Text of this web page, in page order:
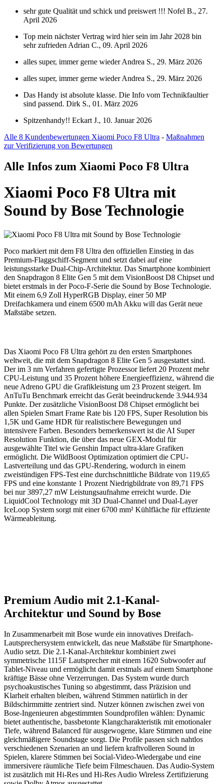
sehr gute Qualität und schick und preiswert !!! Nofel B., 27.
April 2026
Top mein nächster Vertrag wird hier sein im Jahr 2028 bin
sehr zufrieden Adrian C., 09. April 2026
alles super, immer gerne wiederAndrea S., 29. März 2026
alles super, immer gerne wiederAndrea S., 29. März 2026
Das Handy ist absolute klasse. Die Info vom Technikfaultier
sind passend. Dirk S., 01. März 2026
Spitzenhandy!! Eckart J., 10. Januar 2026
Alle 8 Kundenbewertungen Xiaomi Poco F8 Ultra - Maßnahmen
zur Verifizierung von Bewertungen
Alle Infos zum Xiaomi Poco F8 Ultra
Xiaomi Poco F8 Ultra mit
Sound by Bose Technologie
Poco markiert mit dem F8 Ultra den offiziellen Einstieg in das
Premium-Flaggschiff-Segment und setzt dabei auf eine
leistungsstarke Dual-Chip-Architektur. Das Smartphone kombiniert
den Snapdragon 8 Elite Gen 5 mit dem VisionBoost D8 Chipset und
bietet erstmals in der Poco-F-Serie die Sound by Bose Technologie.
Mit einem 6,9 Zoll HyperRGB Display, einer 50 MP
Dreifachkamera und einem 6500 mAh Akku will das Gerät neue
Maßstäbe setzen.
Das Xiaomi Poco F8 Ultra gehört zu den ersten Smartphones
weltweit, die mit dem Snapdragon 8 Elite Gen 5 ausgestattet sind.
Der im 3 nm Verfahren gefertigte Prozessor liefert 20 Prozent mehr
CPU-Leistung und 35 Prozent höhere Energieeffizienz, während die
neue Adreno GPU die Grafikleistung um 23 Prozent steigert. Im
AnTuTu Benchmark erreicht das Gerät beeindruckende 3.944.934
Punkte. Der zusätzliche VisionBoost D8 Chipset ermöglicht bei
allen Spielen Smart Frame Rate bis 120 FPS, Super Resolution bis
1,5K und Game HDR für realistischere Bewegungen und
intensivere Farben. Besonders bemerkenswert ist die AI Super
Resolution Funktion, die über das neue GEX-Modul für
ausgewählte Titel wie Genshin Impact ultra-klare Grafiken
ermöglicht. Die WildBoost Optimization optimiert die CPU-
Lastverteilung und das GPU-Rendering, wodurch in einem
zweistündigen FPS-Test eine durchschnittliche Bildrate von 119,65
FPS und eine konstante 1 Prozent Niedrigbildrate von 89,71 FPS
bei nur 3897,27 mW Leistungsaufnahme erreicht wurde. Die
LiquidCool Technology mit 3D Dual-Channel und Dual-Layer
IceLoop System sorgt mit einer 6700 mm² Kühlfläche für effiziente
Wärmeableitung.
Premium Audio mit 2.1-Kanal-
Architektur und Sound by Bose
In Zusammenarbeit mit Bose wurde ein innovatives Dreifach-
Lautsprechersystem entwickelt, das neue Maßstäbe für Smartphone-
Audio setzt. Die 2.1-Kanal-Architektur kombiniert zwei
symmetrische 1115F Lautsprecher mit einem 1620 Subwoofer auf
Tablet-Niveau und ermöglicht damit erstmals auf einem Smartphone
kräftige Bässe ohne Verzerrungen. Das System wurde durch
psychoakustisches Tuning so abgestimmt, dass Präzision und
Klarheit erhalten bleiben, während Stimmen natürlich in der
Bildschirmmitte zentriert sind. Nutzer können zwischen zwei von
Bose-Ingenieuren abgestimmten Soundprofilen wählen: Dynamic
bietet authentische, bassbetonte Klangcharakteristik mit emotionaler
Tiefe, während Balanced für ausgewogene, klare Stimmen und eine
gleichmäßigere Soundstage sorgt. Die Profile passen sich nahtlos
verschiedenen Szenarien an und liefern kraftvolleren Sound in
Spielen, klarere Stimmen bei Social-Video-Wiedergabe und eine
immersivere räumliche Tiefe beim Filmeschauen. Das Audio-System
ist zusätzlich mit Hi-Res und Hi-Res Audio Wireless Zertifizierung